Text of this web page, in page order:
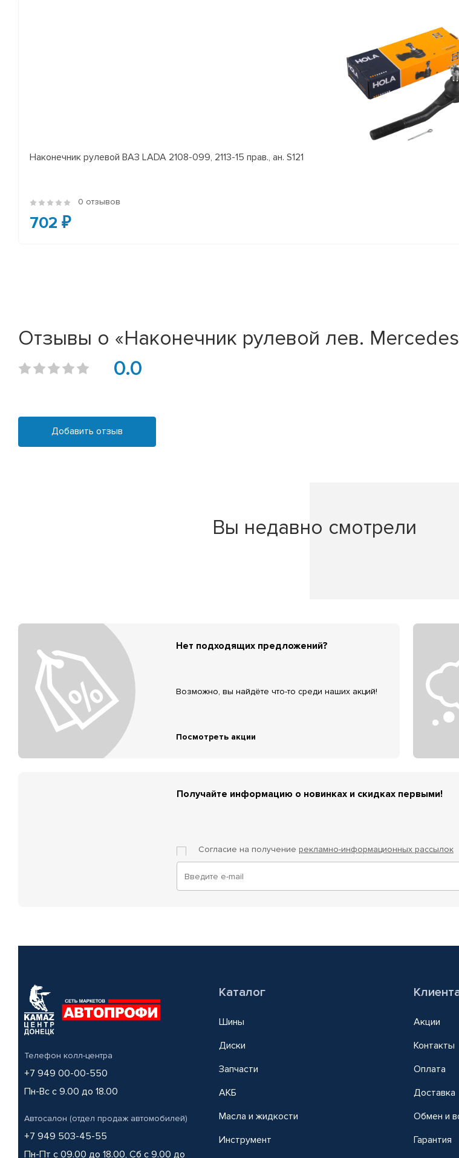
Наконечник рулевой ВАЗ LADA 2108-099, 2113-15 прав., ан. S121
0 отзывов
702 ₽
Отзывы о «Наконечник рулевой лев.
0.0
Добавить отзыв
Вы недавно смотрели
Нет подходящих предложений?
Возможно, вы найдёте что-то среди наших акций!
Посмотреть акции
Получайте информацию о новинках и скидках первыми!
Согласие на получение рекламно-информационных рассылок
Телефон колл-центра
+7 949 00-00-550
Пн-Вс с 9.00 до 18.00
Автосалон (отдел продаж автомобилей)
+7 949 503-45-55
Пн-Пт с 09.00 до 18.00, Сб с 9.00 до
Каталог
Шины
Диски
Запчасти
АКБ
Масла и жидкости
Инструмент
Акции
Контакты
Оплата
Доставка
Обмен и
Гарантия